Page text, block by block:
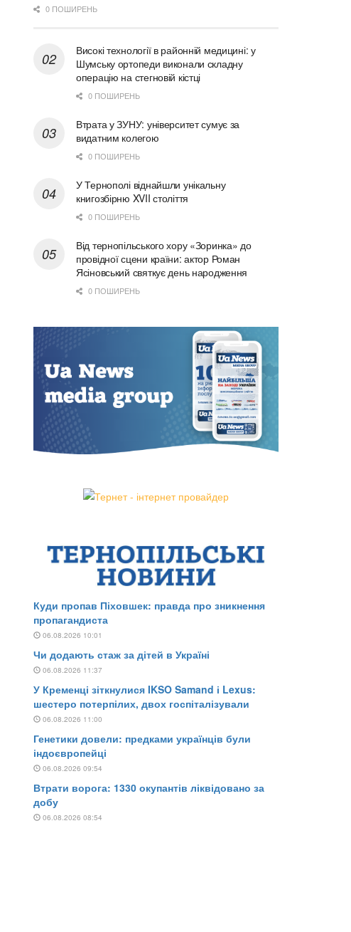
0 ПОШИРЕНЬ
Високі технології в районній медицині: у
Шумську ортопеди виконали складну
операцію на стегновій кістці
0 ПОШИРЕНЬ
Втрата у ЗУНУ: університет сумує за
видатним колегою
0 ПОШИРЕНЬ
У Тернополі віднайшли унікальну
книгозбірню XVII століття
0 ПОШИРЕНЬ
Від тернопільського хору «Зоринка» до
провідної сцени країни: актор Роман
Ясіновський святкує день народження
0 ПОШИРЕНЬ